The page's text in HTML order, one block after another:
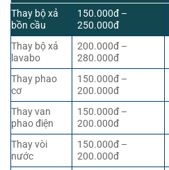
Thay bộ xả
bồn cầu
150.000đ –
250.000đ
Thay bộ xả
lavabo
200.000đ –
280.000đ
Thay phao
cơ
150.000đ –
200.000đ
Thay van
phao điện
150.000đ –
200.000đ
Thay vòi
nước
150.000đ –
200.000đ